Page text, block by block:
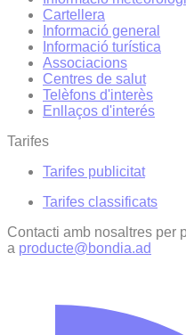
Cartellera
Informació general
Informació turística
Associacions
Centres de salut
Telèfons d'interès
Enllaços d'interés
Tarifes
Tarifes publicitat
Tarifes classificats
Contacti amb nosaltres per
a producte@bondia.ad